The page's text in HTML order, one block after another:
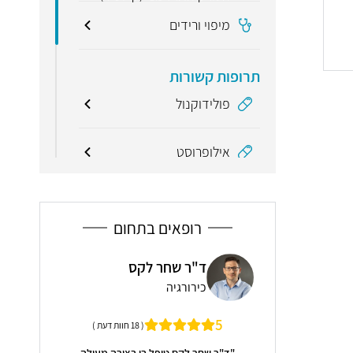
מיפוי ורידים
תרופות קשורות
פולידוקנול
אילופרוסט
מונחים קשורים
אבחון (דיאגנוזה)
אולטרסאונד (גלי עלקול,
סונר)
רופאים בתחום
ד"ר שחר לקס
כירורגיה
( 18 חוות דעת )